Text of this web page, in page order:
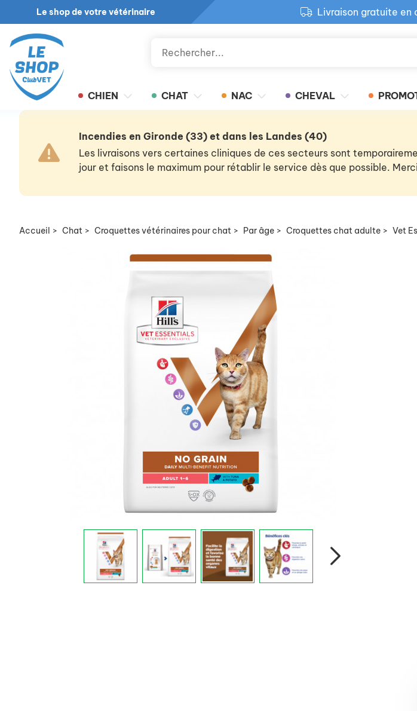
Le shop de votre vétérinaire
Livraison gratuite en
Retour produit
CHIEN CHAT NAC CHEVAL
Incendies en Gironde (33) et dans les Landes (40)
Les livraisons vers certaines cliniques de ces secteurs sont
jour et faisons le maximum pour rétablir le service dès que possible.
Accueil > Chat > Croquettes vétérinaires pour chat > Par âge > Croquettes chat adulte > Vet